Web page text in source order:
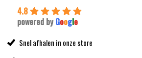
4.8
powered by Google
Snel afhalen in onze store